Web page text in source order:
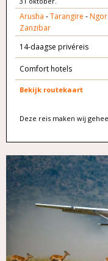
Arusha -Tarangire -
Zanzibar
14-daagse privéreis
Comfort hotels
Bekijk routekaart
Deze reis maken wij